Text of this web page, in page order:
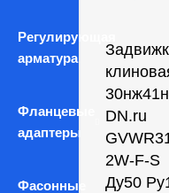
Регулирующая
арматура
Фланцевые
адаптеры
Фасонные
DN.ru
2W-F-S
Ду50